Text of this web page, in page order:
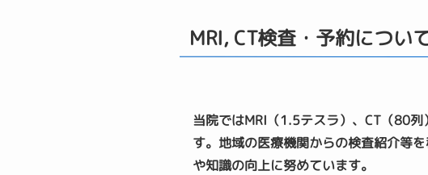
MRI, CT検査・予約につい
当院ではMRI（1.5テスラ）、CT（80
す。地域の医療機関からの検査紹介等
や知識の向上に努めています。